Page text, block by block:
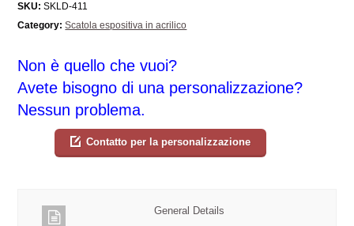
SKU: SKLD-411
Category: Scatola espositiva in acrilico
Non è quello che vuoi?
Avete bisogno di una personalizzazione?
Nessun problema.
Contatto per la personalizzazione
General Details